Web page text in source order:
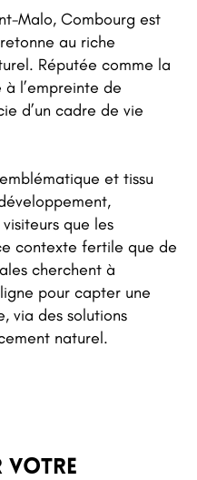
Malo, Combourg est
au riche
Réputée comme la
l’empreinte de
d’un cadre de vie
et tissu
que les
contexte fertile que de
cherchent à
pour capter une
via des solutions
naturel.
votre